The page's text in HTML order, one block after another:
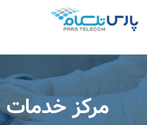
مرکز خدمات ۲۴ ساعته